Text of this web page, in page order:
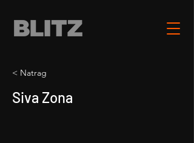
< Natrag
Siva Zona